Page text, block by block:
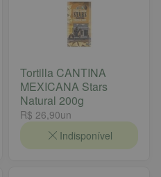
Tortilla CANTINA
MEXICANA Stars
Natural 200g
R$ 26,90un
Indisponível